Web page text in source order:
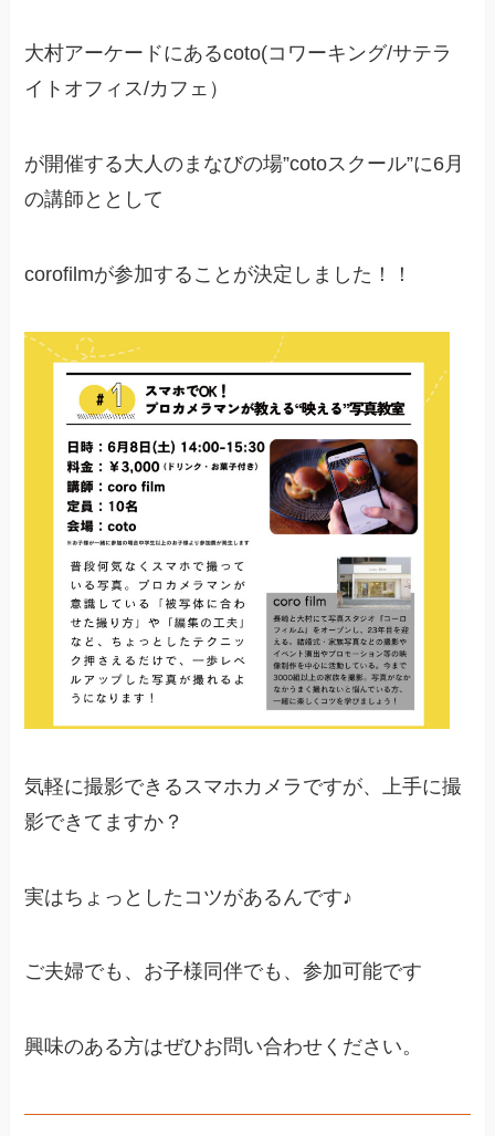
大村アーケードにあるcoto(コワーキング/サテラ
イトオフィス/カフェ）
が開催する大人のまなびの場”cotoスクール”に6月
の講師ととして
corofilmが参加することが決定しました！！
気軽に撮影できるスマホカメラですが、上手に撮
影できてますか？
実はちょっとしたコツがあるんです♪
ご夫婦でも、お子様同伴でも、参加可能です
興味のある方はぜひお問い合わせください。